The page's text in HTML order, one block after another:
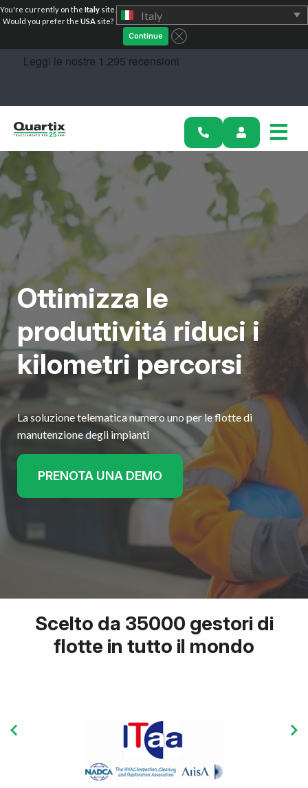
You're currently on the Italy site.
Would you prefer the USA site? Italy
Continue
Ottimizza le
produttivitá riduci i
kilometri percorsi
La soluzione telematica numero uno per le flotte di
manutenzione degli impianti
PRENOTA UNA DEMO
Scelto da 35000 gestori di
flotte in tutto il mondo
Soluzioni
Settori
Prezzi
Calcolatori
Diventa un partner
Risorse
Inizia oggi